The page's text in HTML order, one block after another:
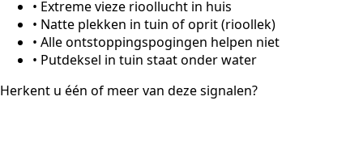
• Extreme vieze rioollucht in huis
• Natte plekken in tuin of oprit (rioollek)
• Alle ontstoppingspogingen helpen niet
• Putdeksel in tuin staat onder water
Herkent u één of meer van deze signalen?